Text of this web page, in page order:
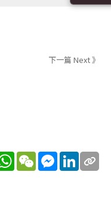
下一篇 Next 》
WhatsApp
WeChatMessenger
LinkedIn